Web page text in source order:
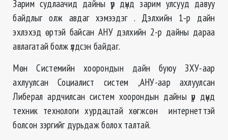
Зарим судлаачид дайны үр дүнд зарим улсууд давуу
байдлыг олж авдаг хэмээдэг . Дэлхийн 1-р дайн
эхлэхэд өртэй байсан АНУ дэлхийн 2-р дайны дараа
авлагатай болж үлдсэн байдаг.
Мөн Системийн хоорондын дайн буюу ЗХУ-аар
ахлуулсан Социалист систем ,АНУ-аар ахлуулсан
Либерал ардчилсан систем хоорондын дайны үр дүнд
техник технологи хурдацтай хөгжсөн интернеттэй
болсон зэргийг дурьдаж болох талтай.